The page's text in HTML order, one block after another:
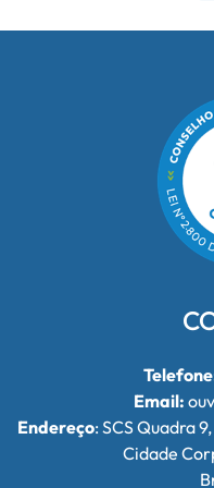
Email:
Endereço: SCS Quadra
Cidade